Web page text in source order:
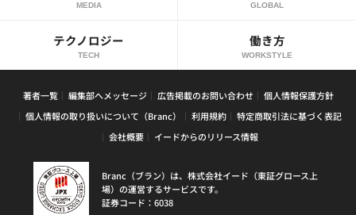
MEDIA GLOBAL
テクノロジー
TECH
働き方
WORKSTYLE
著者一覧 編集部へメッセージ 広告掲載のお問い合わせ
個人情報保護方針
個人情報の取り扱いについて（Branc）
利用規約
特定商取引法に基づく表記
会社概要
イードからのリリース情報
Branc（ブラン）は、株式会社イード（東証グロース上
場）の運営するサービスです。
証券コード：6038